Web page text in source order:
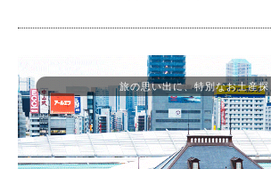
旅の思い出に、特別なお土産探